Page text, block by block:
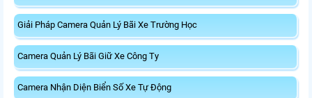
Giải Pháp Camera Quản Lý Bãi Xe Trường Học
Camera Quản Lý Bãi Giữ Xe Công Ty
Camera Nhận Diện Biển Số Xe Tự Động